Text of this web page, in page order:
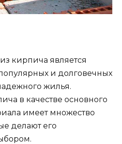
кирпича является
и долговечных
жилья.
в качестве основного
имеет множество
делают его